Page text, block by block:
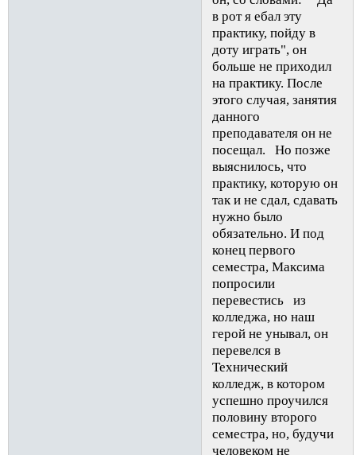
в рот я ебал эту
практику, пойду в
доту играть", он
больше не приходил
на практику. После
этого случая, занятия
данного
преподавателя он не
посещал. Но позже
выяснилось, что
практику, которую он
так и не сдал, сдавать
нужно было
обязательно. И под
конец первого
семестра, Максима
попросили
перевестись из
колледжа, но наш
герой не унывал, он
перевелся в
Технический
колледж, в котором
успешно проучился
половину второго
семестра, но, будучи
человеком не